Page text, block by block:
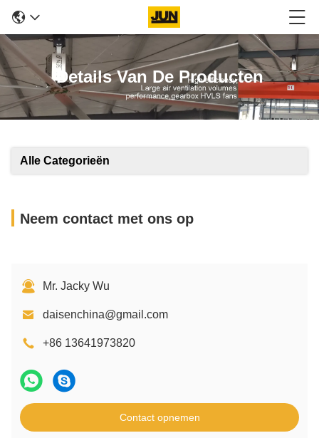
Details Van De Producten
Alle Categorieën
Neem contact met ons op
Mr. Jacky Wu
daisenchina@gmail.com
+86 13641973820
Contact opnemen